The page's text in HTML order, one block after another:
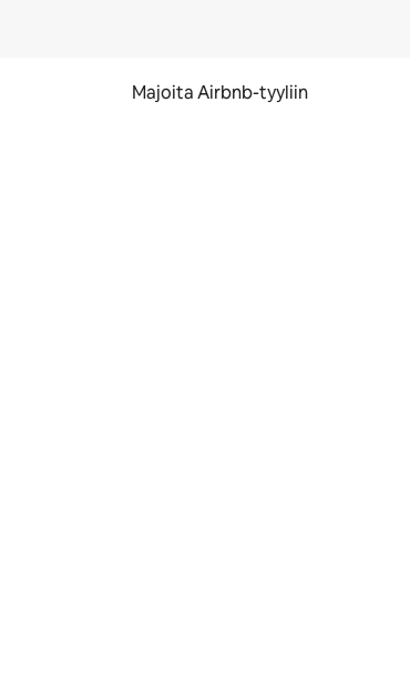
Majoita Airbnb-tyyliin